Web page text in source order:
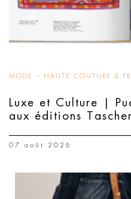
MODE – HAUTE COUTURE &
Luxe et Culture |
aux éditions
07 août 2026